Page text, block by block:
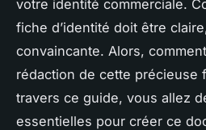
votre identité commerciale.
fiche d’identité doit être
convaincante. Alors,
rédaction de cette précieuse
travers ce guide, vous allez
essentielles pour créer ce